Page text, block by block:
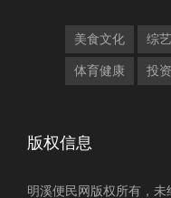
美食文化 综
体育健康 投
版权信息
明溪便民网版权所有，